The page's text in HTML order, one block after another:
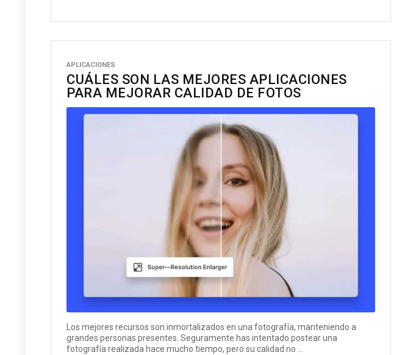
APLICACIONES
CUÁLES SON LAS MEJORES APLICACIONES
PARA MEJORAR CALIDAD DE FOTOS
Los mejores recursos son inmortalizados en una fotografía, manteniendo a
grandes personas presentes. Seguramente has intentado postear una
fotografía realizada hace mucho tiempo, pero su calidad no ...